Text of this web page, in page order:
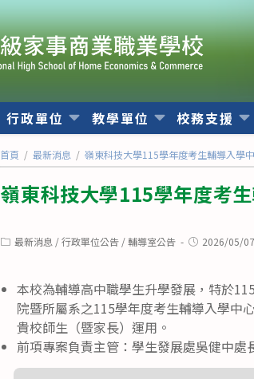
行政單位 教學單位 校務支援
首頁 / 最新消息 / 嶺東科技大學115學年度考生輔導入學
嶺東科技大學115學年度考
Post最新消息 / 行政單位公告 / 輔導室公告
Post2026/05/07
本校為輔導高中職學生升學發展，特於
院暨所屬系之115學年度考生輔導入學中
貴校師生（暨家長）運用。
前項專案負責主管：學生發展處吳健中